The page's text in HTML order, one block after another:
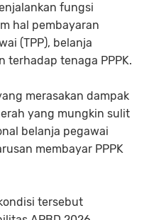
fungsi
hal pembayaran
(TPP), belanja
terhadap tenaga PPPK.
merasakan dampak
yang mungkin sulit
belanja pegawai
membayar PPPK
tersebut